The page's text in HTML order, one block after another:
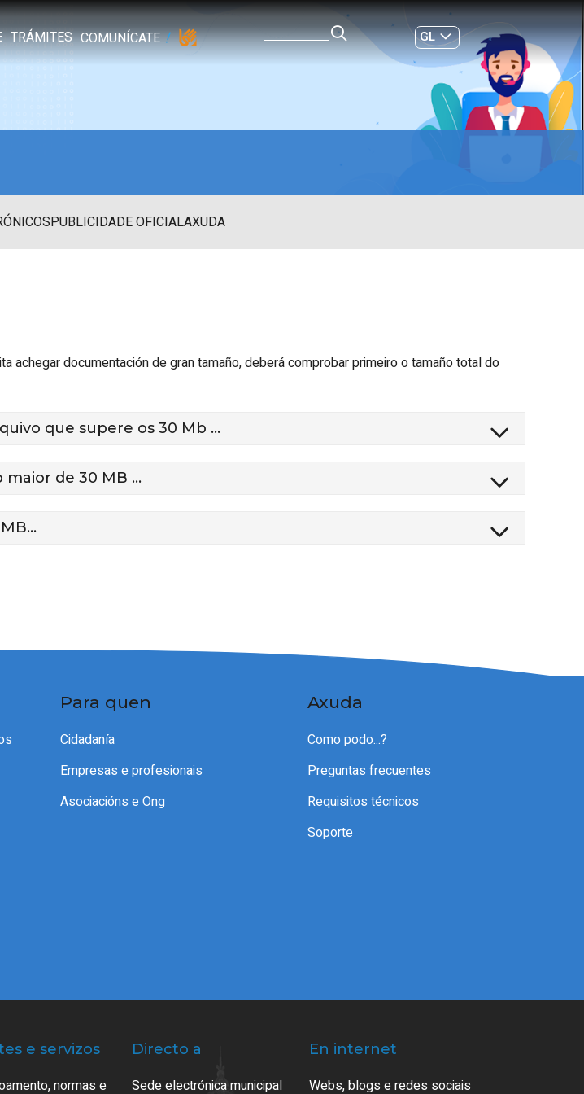
TRÁMITES COMUNÍCATE
GL
ES|
PUBLICIDADE OFICIALAXUDA
documentación de gran tamaño, deberá comprobar primeiro o tamaño total do
que supere os 30 Mb ...
de 30 MB ...
Para quen
Cidadanía
Empresas e profesionais
Asociacións e Ong
Axuda
Como podo...?
Preguntas frecuentes
Requisitos técnicos
Soporte
e servizos
normas e
Directo a
Sede electrónica municipal
En internet
Webs, blogs e redes sociais